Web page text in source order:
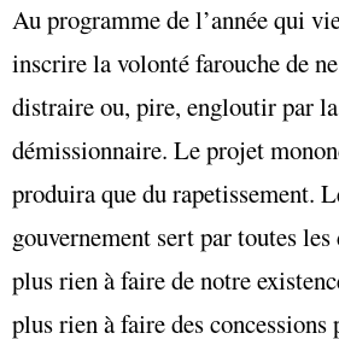
Au programme de l’année qui
inscrire la volonté farouche de
distraire ou, pire, engloutir par
démissionnaire. Le projet
produira que du rapetissement.
gouvernement sert par toutes les
plus rien à faire de notre
plus rien à faire des